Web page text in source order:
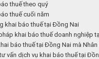
thuế theo quý
thuế cuối năm
khai báo thuế tại Đồng Nai
khai báo thuế doanh nghiệp
báo thuế tại Đồng Nai mà
vấn dịch vụ khai báo thuế tại